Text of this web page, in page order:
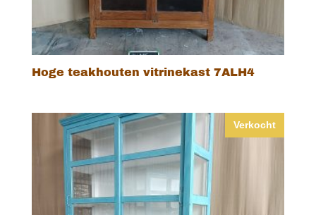
Hoge teakhouten vitrinekast 7ALH4
Verkocht